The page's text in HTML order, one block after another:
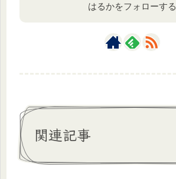
はるかをフォローする
関連記事